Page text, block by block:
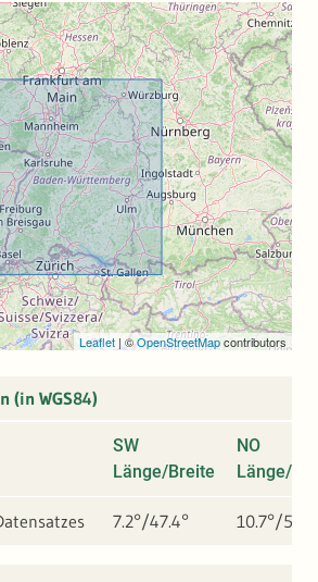
Leaflet |©OpenStreetMapcontributors
(in WGS84)
SW
Länge/Breite
NO
Länge/
7.2°/47.4° 10.7°/50°